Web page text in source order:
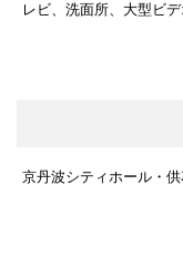
レビ、洗面所、大型ビ
京丹波シティホール・